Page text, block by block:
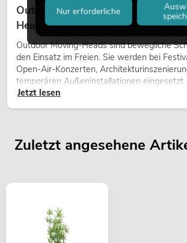
Outdoor Moving-Heads:
Heads bei Events
Outdoor Moving-Heads sind bewegliche
den Einsatz im Freien. Sie werden bei
Open-Air-Konzerten,
temporären Außeninstallationen eingesetzt.
Jetzt lesen
Zuletzt angesehene
Nur erforderliche